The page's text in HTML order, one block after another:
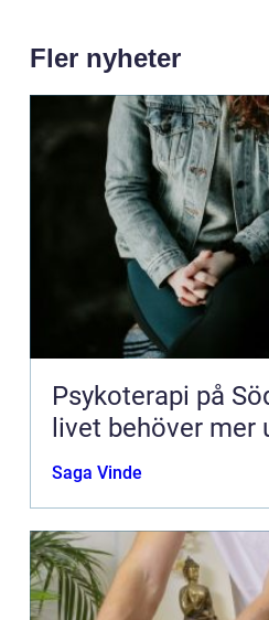
Fler nyheter
Psykoterapi på
livet behöver mer
Saga Vinde